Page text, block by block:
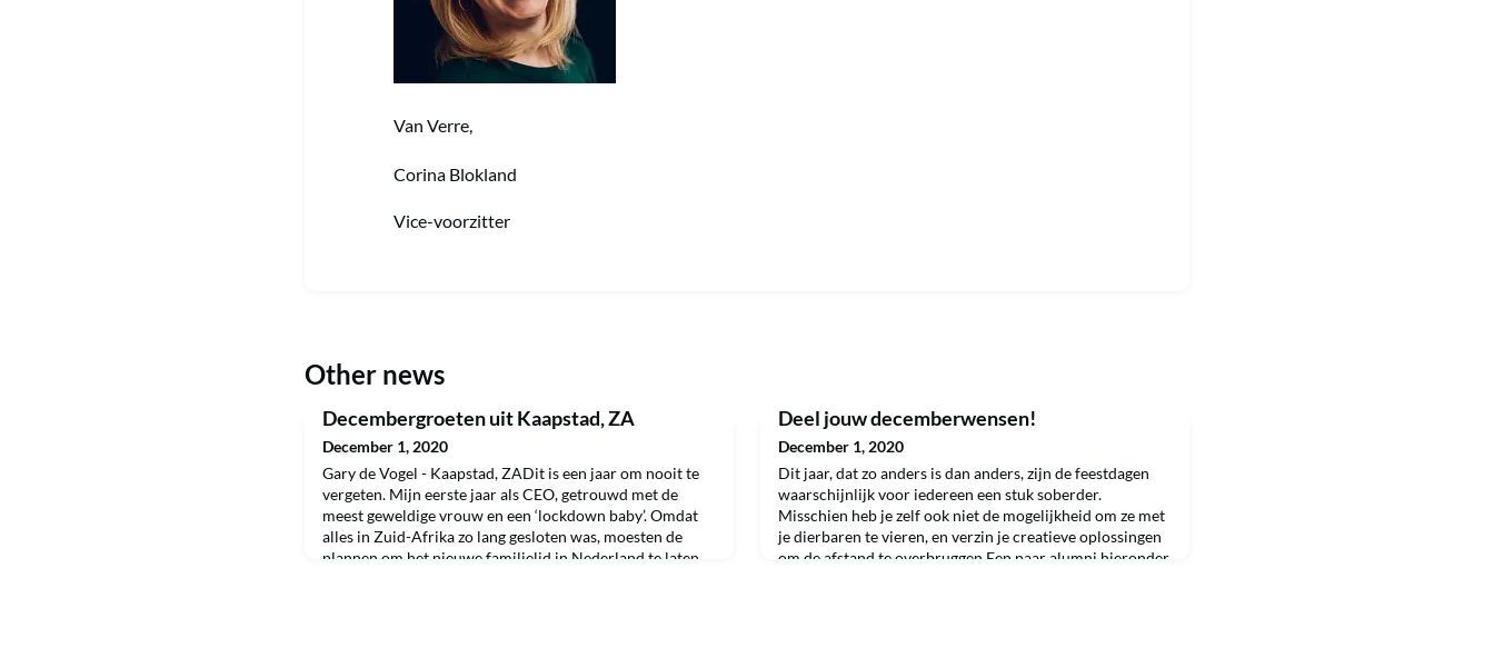
Van Verre,
Corina Blokland
Vice-voorzitter
Other news
Decembergroeten uit Kaapstad, ZA
December 1, 2020
Gary de Vogel - Kaapstad, ZADit is een jaar om nooit te
vergeten. Mijn eerste jaar als CEO, getrouwd met de
meest geweldige vrouw en een ‘lockdown baby’. Omdat
alles in Zuid-Afrika zo lang gesloten was, moesten de
plannen om het nieuwe familielid in Nederland te laten
Deel jouw decemberwensen!
December 1, 2020
Dit jaar, dat zo anders is dan anders, zijn de feestdagen
waarschijnlijk voor iedereen een stuk soberder.
Misschien heb je zelf ook niet de mogelijkheid om ze met
je dierbaren te vieren, en verzin je creatieve oplossingen
om de afstand te overbruggen.Een paar alumni hieronder